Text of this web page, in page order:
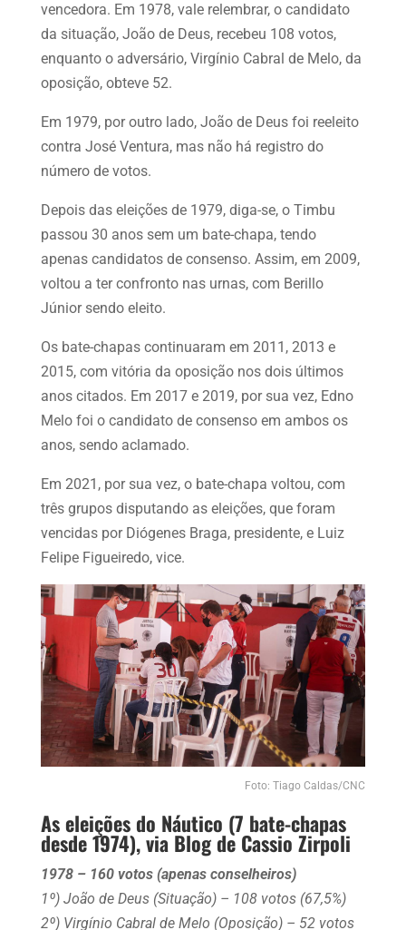
vencedora. Em 1978, vale relembrar, o candidato
da situação, João de Deus, recebeu 108 votos,
enquanto o adversário, Virgínio Cabral de Melo, da
oposição, obteve 52.
Em 1979, por outro lado, João de Deus foi reeleito
contra José Ventura, mas não há registro do
número de votos.
Depois das eleições de 1979, diga-se, o Timbu
passou 30 anos sem um bate-chapa, tendo
apenas candidatos de consenso. Assim, em 2009,
voltou a ter confronto nas urnas, com Berillo
Júnior sendo eleito.
Os bate-chapas continuaram em 2011, 2013 e
2015, com vitória da oposição nos dois últimos
anos citados. Em 2017 e 2019, por sua vez, Edno
Melo foi o candidato de consenso em ambos os
anos, sendo aclamado.
Em 2021, por sua vez, o bate-chapa voltou, com
três grupos disputando as eleições, que foram
vencidas por Diógenes Braga, presidente, e Luiz
Felipe Figueiredo, vice.
Foto: Tiago Caldas/CNC
As eleições do Náutico (7 bate-chapas
desde 1974), via Blog de Cassio Zirpoli
1978 – 160 votos (apenas conselheiros)
1º) João de Deus (Situação) – 108 votos (67,5%)
2º) Virgínio Cabral de Melo (Oposição) – 52 votos